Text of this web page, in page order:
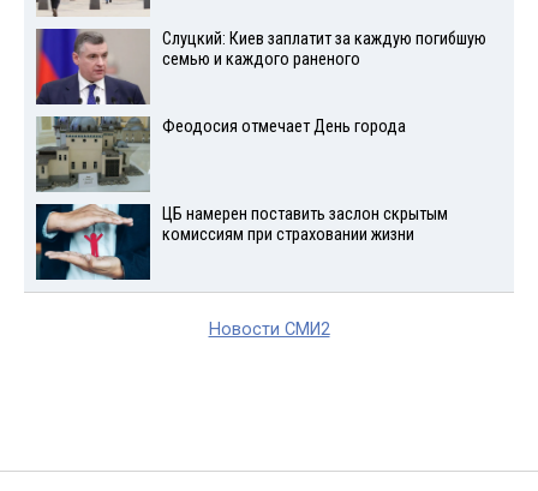
Слуцкий: Киев заплатит за каждую погибшую
семью и каждого раненого
Феодосия отмечает День города
ЦБ намерен поставить заслон скрытым
комиссиям при страховании жизни
Новости СМИ2